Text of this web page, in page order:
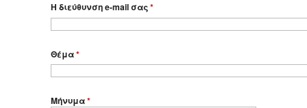
Η διεύθυνση e-mail σας*
Θέμα*
Μήνυμα*